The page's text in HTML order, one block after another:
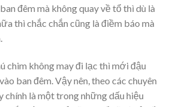
đêm mà không quay về tổ thì dù là
thì chắc chắn cũng là điềm báo mà
chim không may đi lạc thì mới đậu
ban đêm. Vậy nên, theo các chuyên
chính là một trong những dấu hiệu